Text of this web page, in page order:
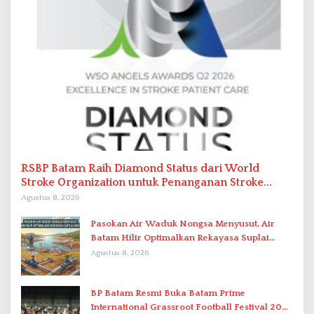
RSBP Batam Raih Diamond Status dari World
Stroke Organization untuk Penanganan Stroke
Berstandar Internasional
Agustus 8, 2026
Pasokan Air Waduk Nongsa Menyusut, Air
Batam Hilir Optimalkan Rekayasa Suplai
Antar-IPAM
Agustus 8, 2026
BP Batam Resmi Buka Batam Prime
International Grassroot Football Festival 2026